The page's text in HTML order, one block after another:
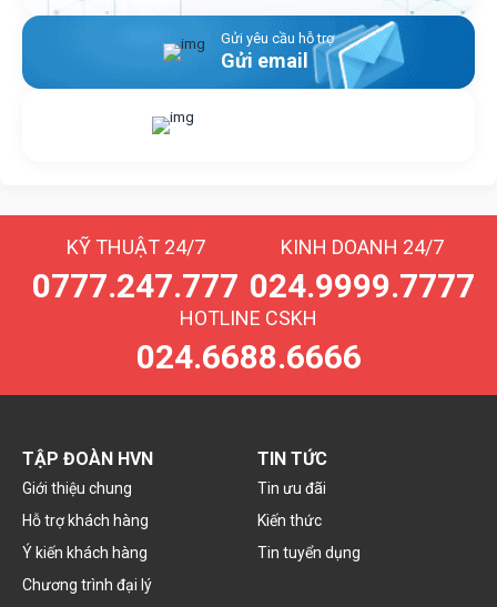
Gửi yêu cầu hỗ trợ
Gửi email
KỸ THUẬT 24/7
0777.247.777
KINH DOANH 24/7
024.9999.7777
HOTLINE CSKH
024.6688.6666
TẬP ĐOÀN HVN
Giới thiệu chung
Hỗ trợ khách hàng
Ý kiến khách hàng
Chương trình đại lý
TIN TỨC
Tin ưu đãi
Kiến thức
Tin tuyển dụng